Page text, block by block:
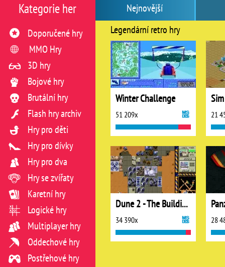
Nejnovější
Legendární retro hry
Winter Challenge
51 209x 21
Dune 2 - The Building of a Dynasty
34 390x 28
Kategorie her
Doporučené hry
MMO Hry
3D hry
Bojové hry
Brutální hry
Flash hry archiv
Hry pro děti
Hry pro dívky
Hry pro dva
Hry se zvířaty
Karetní hry
Logické hry
Multiplayer hry
Oddechové hry
Postřehové hry